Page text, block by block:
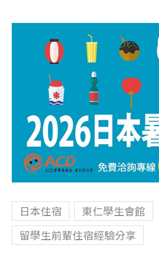
日本住宿
東仁學生會館
留學生前輩住宿經驗分享